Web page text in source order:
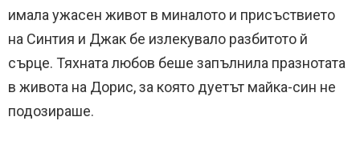
имала ужасен живот в миналото и присъствието
на Синтия и Джак бе излекувало разбитото й
сърце. Тяхната любов беше запълнила празнотата
в живота на Дорис, за която дуетът майка-син не
подозираше.